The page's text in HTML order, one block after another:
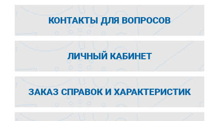
КОНТАКТЫ ДЛЯ ВОПРОСОВ
ЛИЧНЫЙ КАБИНЕТ
ЗАКАЗ СПРАВОК И ХАРАКТЕРИСТИК